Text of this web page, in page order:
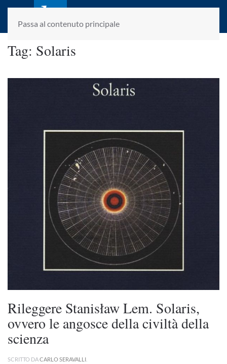
Passa al contenuto principale
laletteraturaenoi.it
fondato da Romano Luperini
Tag: Solaris
Rileggere Stanisław Lem. Solaris,
ovvero le angosce della civiltà della
scienza
SCRITTO DACARLO SERAVALLI